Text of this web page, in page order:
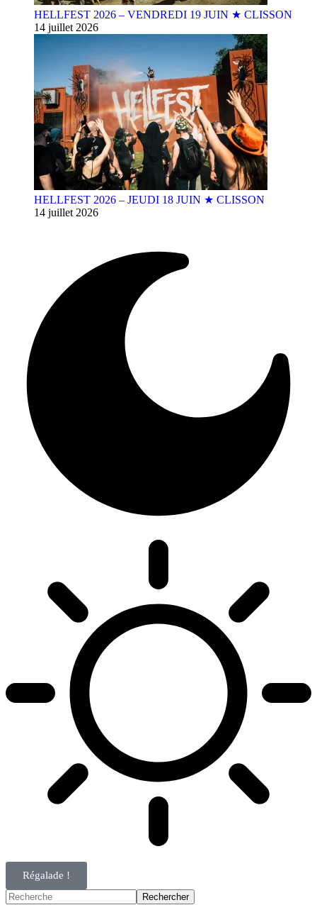
HELLFEST 2026 – VENDREDI 19 JUIN ★ CLISSON
14 juillet 2026
HELLFEST 2026 – JEUDI 18 JUIN ★ CLISSON
14 juillet 2026
Régalade !